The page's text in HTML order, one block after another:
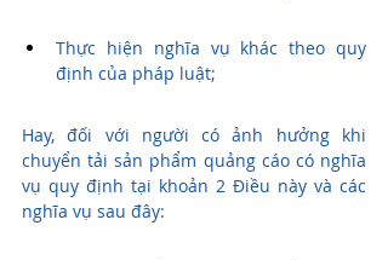
Thực hiện nghĩa vụ khác theo quy
định của pháp luật;
Hay, đối với người có ảnh hưởng khi
chuyển tải sản phẩm quảng cáo có nghĩa
vụ quy định tại khoản 2 Điều này và các
nghĩa vụ sau đây: